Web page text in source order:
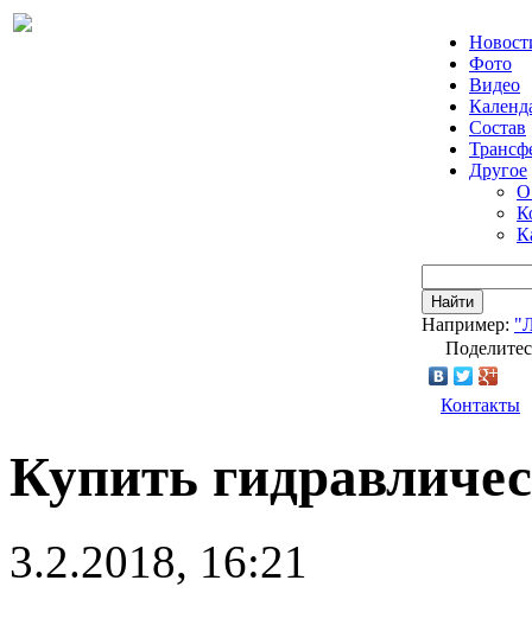
Фото
Видео
Состав
Другое
О
Найти
Например:
Контакты
Купить
3.2.2018, 16:21